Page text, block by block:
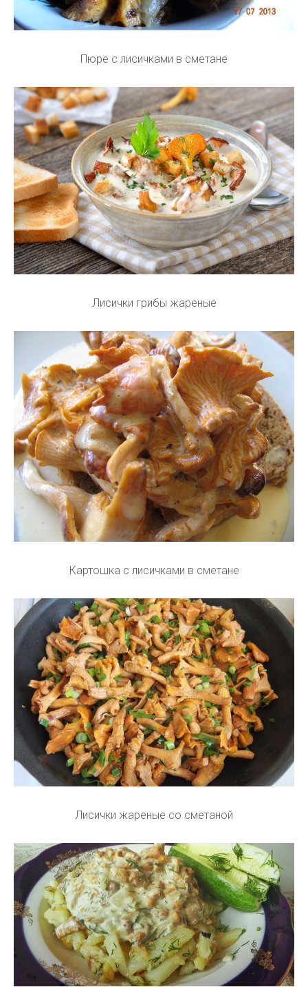
Пюре с лисичками в сметане
Лисички грибы жареные
Картошка с лисичками в сметане
Лисички жареные со сметаной